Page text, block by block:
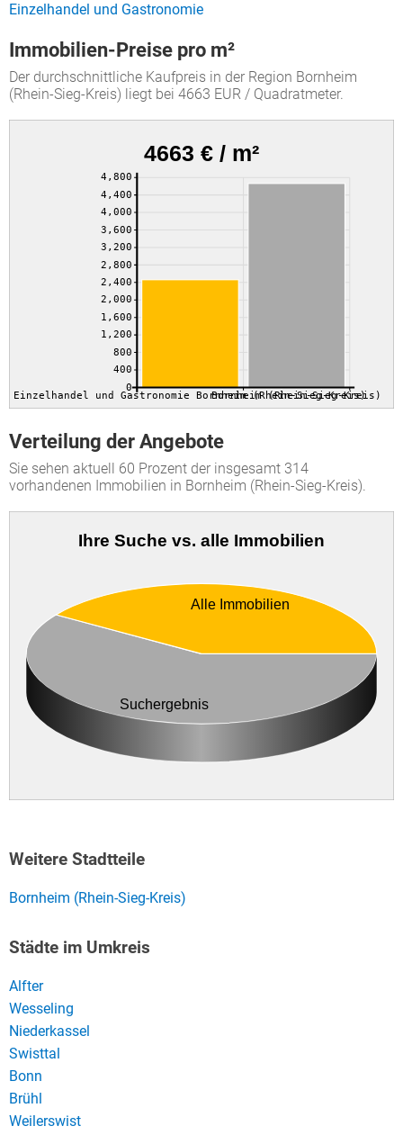
Einzelhandel und Gastronomie
Immobilien-Preise pro m²
Der durchschnittliche Kaufpreis in der Region Bornheim
(Rhein-Sieg-Kreis) liegt bei 4663 EUR / Quadratmeter.
4663 € / m²
0
400
800
1,200
1,600
2,000
2,400
2,800
3,200
3,600
4,000
4,400
4,800
Einzelhandel und Gastronomie Bornheim (Rhein-Sieg-Kreis)
Bornheim (Rhein-Sieg-Kreis)
Verteilung der Angebote
Sie sehen aktuell 60 Prozent der insgesamt 314
vorhandenen Immobilien in Bornheim (Rhein-Sieg-Kreis).
Ihre Suche vs. alle Immobilien
Suchergebnis
Alle Immobilien
Weitere Stadtteile
Bornheim (Rhein-Sieg-Kreis)
Städte im Umkreis
Alfter
Wesseling
Niederkassel
Swisttal
Bonn
Brühl
Weilerswist